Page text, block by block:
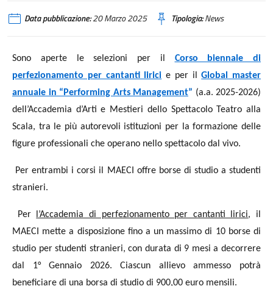
Data pubblicazione:20 Marzo 2025 Tipologia:News
Sono aperte le selezioni per il Corso biennale di
perfezionamento per cantanti lirici e per ilGlobal master
annuale in “Performing Arts Management” (a.a. 2025-2026)
dell’Accademia d’Arti e Mestieri dello Spettacolo Teatro alla
Scala, tra le più autorevoli istituzioni per la formazione delle
figure professionali che operano nello spettacolo dal vivo.
Per entrambi i corsi il MAECI offre borse di studio a studenti
stranieri.
Per l’Accademia di perfezionamento per cantanti lirici, il
MAECI mette a disposizione fino a un massimo di 10 borse di
studio per studenti stranieri, con durata di 9 mesi a decorrere
dal 1° Gennaio 2026. Ciascun allievo ammesso potrà
beneficiare di una borsa di studio di 900,00 euro mensili.